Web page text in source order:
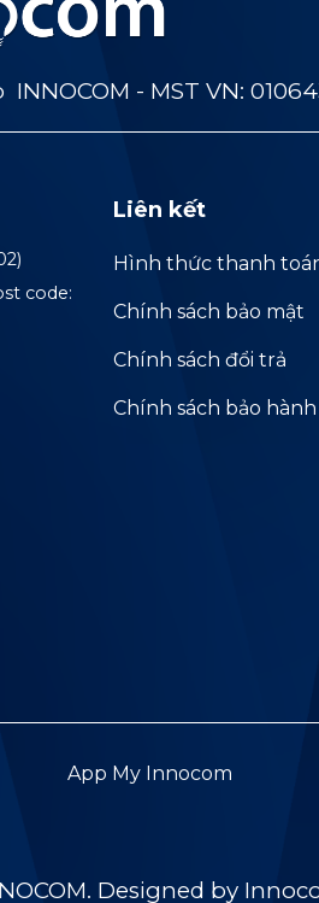
- MST VN:
code:
Liên kết
Hình thức thanh
Chính sách bảo mật
Chính sách đổi trả
Chính sách bảo hành
App My Innocom
Designed by